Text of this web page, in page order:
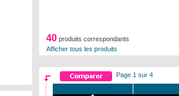
40 produits correspondants
Afficher tous les produits
Page 1 sur 4